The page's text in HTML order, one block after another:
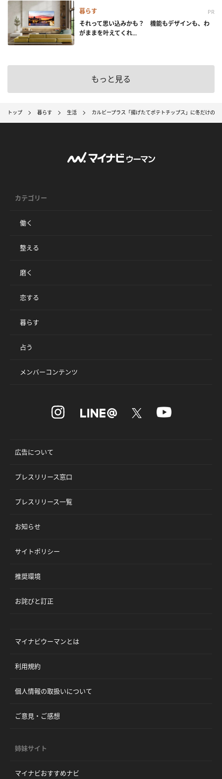
暮らす PR
それって思い込みかも？ 機能もデザインも、わ
がままを叶えてくれ...
もっと見る
トップ 暮らす 生活 カルビープラス「揚げたてポテトチップス」に冬だけの限
カテゴリー
働く
整える
磨く
恋する
暮らす
占う
メンバーコンテンツ
広告について
プレスリリース窓口
プレスリリース一覧
お知らせ
サイトポリシー
推奨環境
お詫びと訂正
マイナビウーマンとは
利用規約
個人情報の取扱いについて
ご意見・ご感想
姉妹サイト
マイナビおすすめナビ